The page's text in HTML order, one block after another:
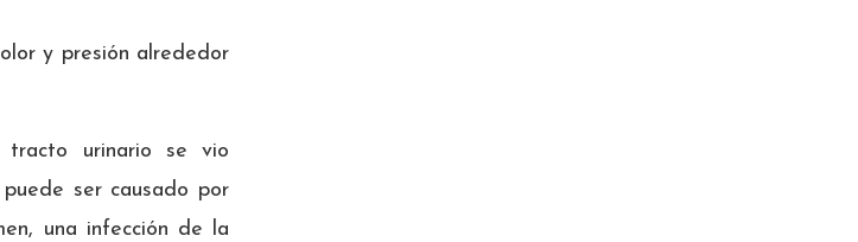
y presión alrededor
tracto urinario se vio
ser causado por
una infección de la